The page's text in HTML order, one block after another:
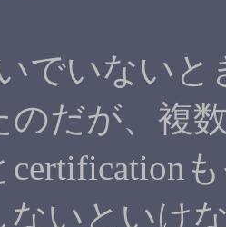
でいないと
のだが、複
certification
ないといけ